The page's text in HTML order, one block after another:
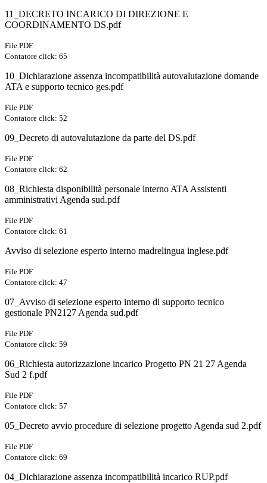
11_DECRETO INCARICO DI DIREZIONE E
COORDINAMENTO DS.pdf
File PDF
Contatore click: 65
10_Dichiarazione assenza incompatibilità autovalutazione domande
ATA e supporto tecnico ges.pdf
File PDF
Contatore click: 52
09_Decreto di autovalutazione da parte del DS.pdf
File PDF
Contatore click: 62
08_Richiesta disponibilità personale interno ATA Assistenti
amministrativi Agenda sud.pdf
File PDF
Contatore click: 61
Avviso di selezione esperto interno madrelingua inglese.pdf
File PDF
Contatore click: 47
07_Avviso di selezione esperto interno di supporto tecnico
gestionale PN2127 Agenda sud.pdf
File PDF
Contatore click: 59
06_Richiesta autorizzazione incarico Progetto PN 21 27 Agenda
Sud 2 f.pdf
File PDF
Contatore click: 57
05_Decreto avvio procedure di selezione progetto Agenda sud 2.pdf
File PDF
Contatore click: 69
04_Dichiarazione assenza incompatibilità incarico RUP.pdf